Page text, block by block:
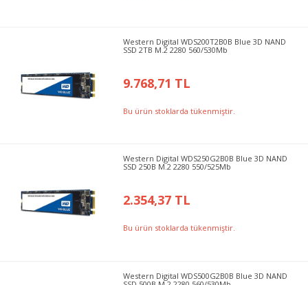
Western Digital WDS200T2B0B Blue 3D NAND ​​
SSD 2TB M.2 2280 560/530Mb
9.768,71 TL
Bu ürün stoklarda tükenmiştir.
Western Digital WDS250G2B0B Blue 3D NAND
SSD 250B M.2 2280 550/525Mb
2.354,37 TL
Bu ürün stoklarda tükenmiştir.
Western Digital WDS500G2B0B Blue 3D NAND